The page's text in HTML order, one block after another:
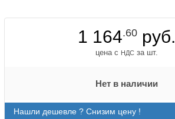
1 164.60 руб.
цена с НДС за шт.
Нет в наличии
Нашли дешевле ? Снизим цену !